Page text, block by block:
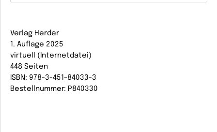
Verlag Herder
1. Auflage 2025
virtuell (Internetdatei)
448 Seiten
ISBN: 978-3-451-84033-3
Bestellnummer: P840330